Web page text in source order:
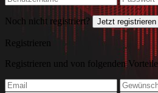
Noch nicht registriert? Jetzt registrieren
Registrieren
Registrieren und von folgenden